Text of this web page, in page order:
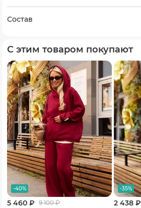
Состав
С этим товаром покупают
-40%
5 460 ₽ 9 100₽
-35%
2 438 ₽